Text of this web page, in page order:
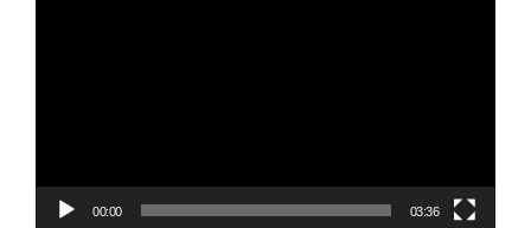
00:00 03:36